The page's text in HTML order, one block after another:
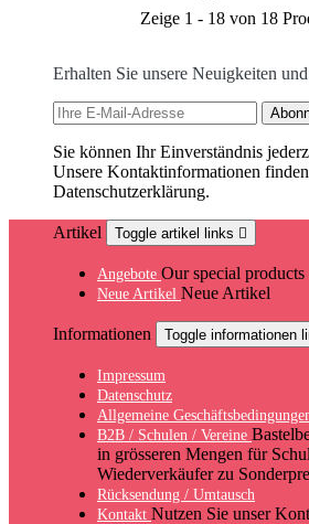
Zeige 1 - 18 von 18
Erhalten Sie unsere Neuigkeiten
Sie können Ihr Einverständnis
Unsere Kontaktinformationen
Datenschutzerklärung.
Artikel Toggle artikel links 
Angebote Our special products
Neue Artikel Neue Artikel
Informationen Toggle informationen
Impressum
Datenschutz
Allgemeine
B2B / Schulen / Vereine
in grösseren Mengen für
Wiederverkäufer zu
Rücksendung / Umtausch
Kontakt Nutzen Sie unser